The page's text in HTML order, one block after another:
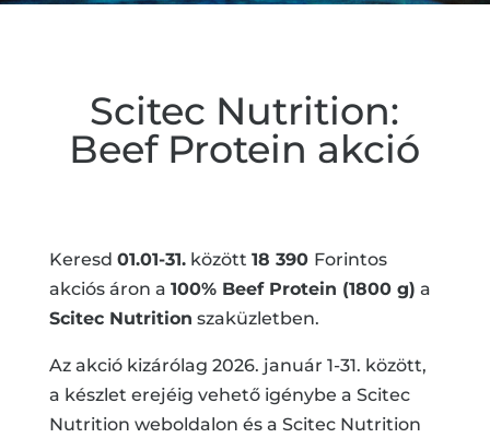
Scitec Nutrition:
Beef Protein akció
Keresd 01.01-31.között 18 390 Forintos
akciós áron a 100% Beef Protein (1800 g) a
Scitec Nutrition szaküzletben.
Az akció kizárólag 2026. január 1-31. között,
a készlet erejéig vehető igénybe a Scitec
Nutrition weboldalon és a Scitec Nutrition